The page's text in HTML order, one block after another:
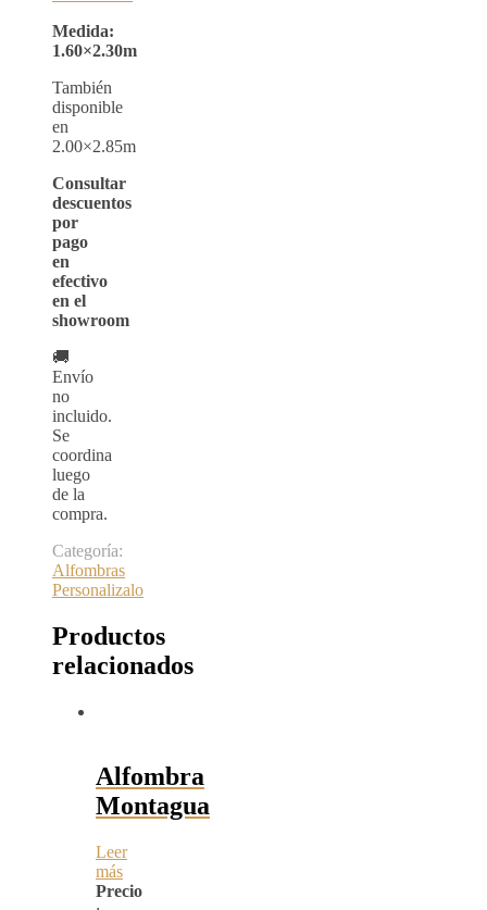
Medida:
1.60×2.30m
También
disponible
en
2.00×2.85m
Consultar
descuentos
por
pago
en
efectivo
en el
showroom
🚚
Envío
no
incluido.
Se
coordina
luego
de la
compra.
Categoría:
Alfombras
Personalizalo
Productos
relacionados
Alfombra
Montagua
Leer
más
Precio